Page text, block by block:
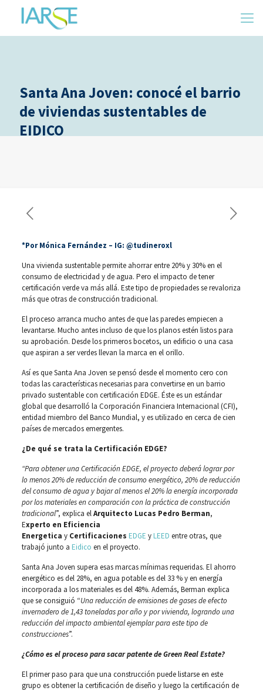
Santa Ana Joven: conocé el barrio
de viviendas sustentables de
EIDICO
*Por Mónica Fernández – IG: @tudineroxl
Una vivienda sustentable permite ahorrar entre 20% y 30% en el
consumo de electricidad y de agua. Pero el impacto de tener
certificación verde va más allá. Este tipo de propiedades se revaloriza
más que otras de construcción tradicional.
El proceso arranca mucho antes de que las paredes empiecen a
levantarse. Mucho antes incluso de que los planos estén listos para
su aprobación. Desde los primeros bocetos, un edificio o una casa
que aspiran a ser verdes llevan la marca en el orillo.
Así es que Santa Ana Joven se pensó desde el momento cero con
todas las características necesarias para convertirse en un barrio
privado sustentable con certificación EDGE. Éste es un estándar
global que desarrolló la Corporación Financiera Internacional (CFI),
entidad miembro del Banco Mundial, y es utilizado en cerca de cien
países de mercados emergentes.
¿De qué se trata la Certificación EDGE?
“Para obtener una Certificación EDGE, el proyecto deberá lograr por
lo menos 20% de reducción de consumo energético, 20% de reducción
del consumo de agua y bajar al menos el 20% la energía incorporada
por los materiales en comparación con la práctica de construcción
tradicional”, explica elArquitecto Lucas Pedro Berman,
Experto en Eficiencia
Energetica y Certificaciones EDGE yLEED entre otras, que
trabajó junto a Eidico en el proyecto.
Santa Ana Joven supera esas marcas mínimas requeridas. El ahorro
energético es del 28%, en agua potable es del 33 % y en energía
incorporada a los materiales es del 48%. Además, Berman explica
que se consiguió “Una reducción de emisiones de gases de efecto
invernadero de 1,43 toneladas por año y por vivienda, logrando una
reducción del impacto ambiental ejemplar para este tipo de
construcciones”.
¿Cómo es el proceso para sacar patente de Green Real Estate?
El primer paso para que una construcción puede listarse en este
grupo es obtener la certificación de diseño y luego la certificación de